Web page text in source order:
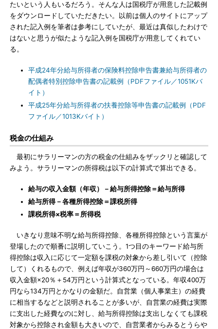
たいという人もいるだろう。そんな人は国税庁が用意した記載例
をダウンロードしていただきたい。以前は個人のサイトにアップ
された記入例を筆者は参考にしていたが、最近は真似したわけで
はないと思うが似たような記入例を国税庁が用意してくれてい
る。
平成24年分給与所得者の保険料控除申告書兼給与所得者の
配偶者特別控除申告書の記載例（PDFファイル／1051Kバ
イト）
平成25年分給与所得者の扶養控除等申告書の記載例（PDF
ファイル／1013Kバイト）
税金の仕組み
最初にサラリーマンの方の税金の仕組みをザックリと確認して
みよう。サラリーマンの所得税は以下の計算式で算出できる。
給与の収入金額（年収）－給与所得控除＝給与所得
給与所得－各種所得控除＝課税所得
課税所得×税率＝所得税
いきなり意味不明な給与所得控除、各種所得控除という言葉が
登場したので順番に説明していこう。1つ目のキーワード給与所
得控除は収入に応じて一定額を課税の対象から差し引いて（控除
して）くれるもので、例えば年収が360万円～660万円の場合は
収入金額×20％＋54万円という計算式となっている。年収400万
円なら134万円とかなりの金額だ。自営業（個人事業主）の経費
に相当するなどと説明されることが多いが、自営業の経費は実際
に支出した経費なのに対し、給与所得控除は支出しなくても課税
対象から控除され金額も大きいので、自営業者からみるとうらや